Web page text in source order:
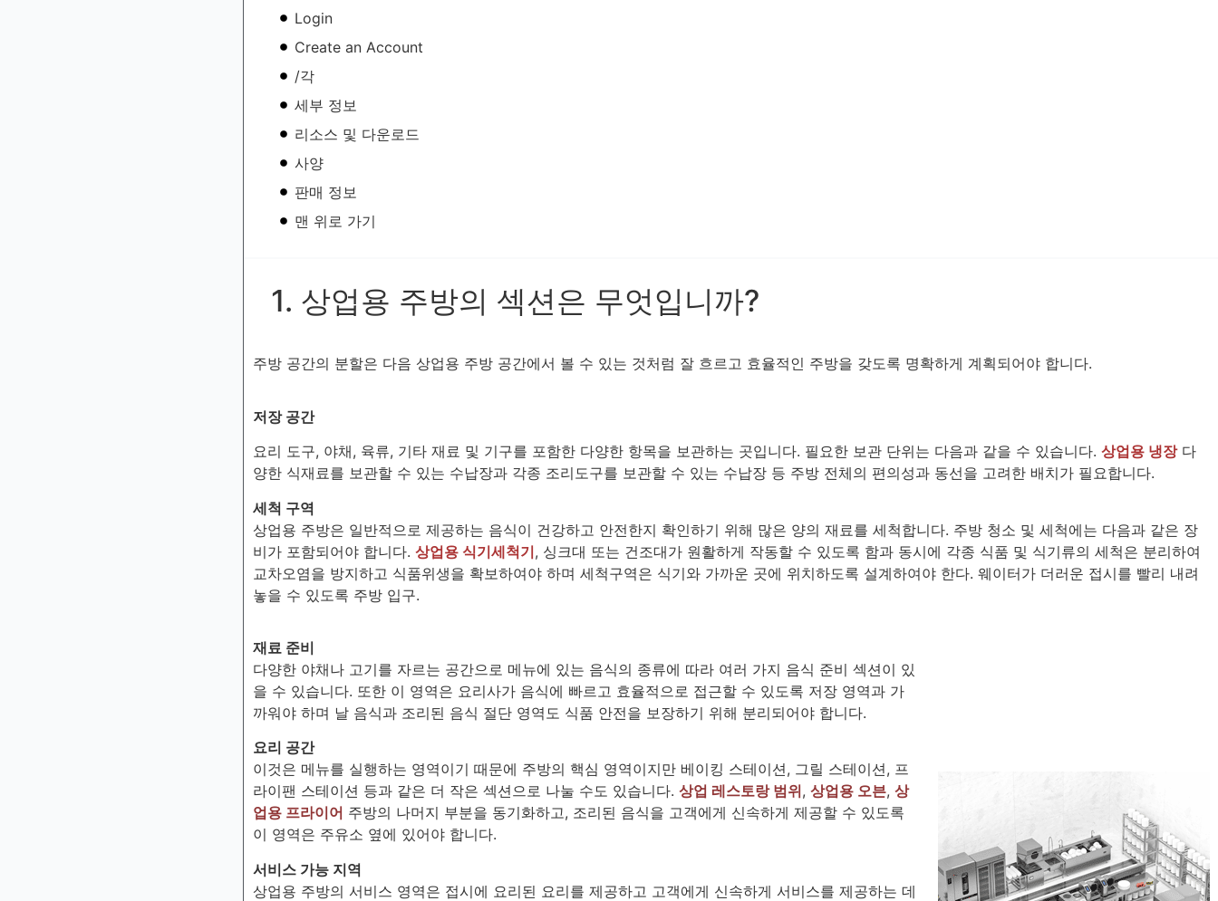
Login
Create an Account
/각
세부 정보
리소스 및 다운로드
사양
판매 정보
맨 위로 가기
1. 상업용 주방의 섹션은 무엇입니까?
주방 공간의 분할은 다음 상업용 주방 공간에서 볼 수 있는 것처럼 잘 흐르고 효율적인 주방을 갖도록 명확하게 계획되어야 합니다.
저장 공간
요리 도구, 야채, 육류, 기타 재료 및 기구를 포함한 다양한 항목을 보관하는 곳입니다. 필요한 보관 단위는 다음과 같을 수 있습니다. 상업용 냉장다
양한 식재료를 보관할 수 있는 수납장과 각종 조리도구를 보관할 수 있는 수납장 등 주방 전체의 편의성과 동선을 고려한 배치가 필요합니다.
세척 구역
상업용 주방은 일반적으로 제공하는 음식이 건강하고 안전한지 확인하기 위해 많은 양의 재료를 세척합니다. 주방 청소 및 세척에는 다음과 같은 장
비가 포함되어야 합니다. 상업용 식기세척기, 싱크대 또는 건조대가 원활하게 작동할 수 있도록 함과 동시에 각종 식품 및 식기류의 세척은 분리하여
교차오염을 방지하고 식품위생을 확보하여야 하며 세척구역은 식기와 가까운 곳에 위치하도록 설계하여야 한다. 웨이터가 더러운 접시를 빨리 내려
놓을 수 있도록 주방 입구.
재료 준비
다양한 야채나 고기를 자르는 공간으로 메뉴에 있는 음식의 종류에 따라 여러 가지 음식 준비 섹션이 있
을 수 있습니다. 또한 이 영역은 요리사가 음식에 빠르고 효율적으로 접근할 수 있도록 저장 영역과 가
까워야 하며 날 음식과 조리된 음식 절단 영역도 식품 안전을 보장하기 위해 분리되어야 합니다.
요리 공간
이것은 메뉴를 실행하는 영역이기 때문에 주방의 핵심 영역이지만 베이킹 스테이션, 그릴 스테이션, 프
라이팬 스테이션 등과 같은 더 작은 섹션으로 나눌 수도 있습니다. 상업 레스토랑 범위, 상업용 오븐, 상
업용 프라이어 주방의 나머지 부분을 동기화하고, 조리된 음식을 고객에게 신속하게 제공할 수 있도록
이 영역은 주유소 옆에 있어야 합니다.
서비스 가능 지역
상업용 주방의 서비스 영역은 접시에 요리된 요리를 제공하고 고객에게 신속하게 서비스를 제공하는 데